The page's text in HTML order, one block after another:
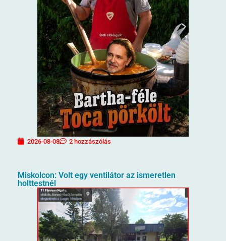
2026-08-08 2 hozzászólás
Miskolcon: Volt egy ventilátor az ismeretlen
holttestnél